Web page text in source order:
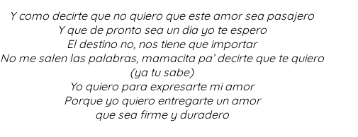
Y como decirte que no quiero que este amor sea pasajero
Y que de pronto sea un dia yo te espero
El destino no, nos tiene que importar
No me salen las palabras, mamacita pa’ decirte que te quiero
(ya tu sabe)
Yo quiero para expresarte mi amor
Porque yo quiero entregarte un amor
que sea firme y duradero